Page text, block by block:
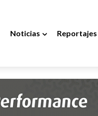
Noticias Reportajes